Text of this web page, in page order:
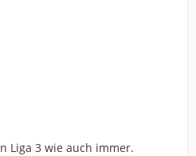
Liga 3 wie auch immer.